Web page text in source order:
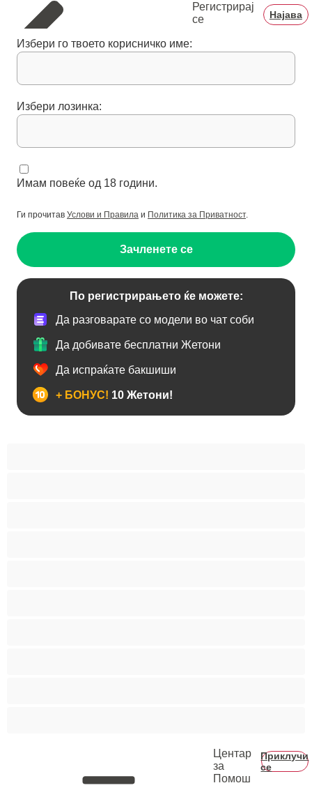
Регистрирај
се
Најава
Избери го твоето корисничко име:
Избери лозинка:
Имам повеќе од 18 години.
Ги прочитав Услови и Правила и Политика за Приватност.
Зачленете се
По регистрирањето ќе можете:
Да разговарате со модели во чат соби
Да добивате бесплатни Жетони
Да испраќате бакшиши
+ БОНУС! 10 Жетони!
Центар
за
Помош
Приклучи
се